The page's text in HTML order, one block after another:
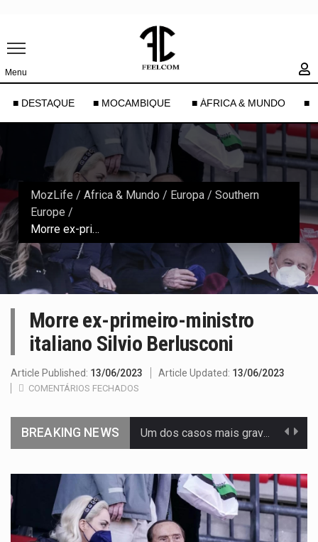
Menu
■ DESTAQUE ■ MOCAMBIQUE ■ ÁFRICA & MUNDO ■
MozLife / Africa & Mundo / Europa / Southern
Europe /
Morre ex-primeiro-ministro italiano Silvio Berlusconi
Morre ex-primeiro-ministro
italiano Silvio Berlusconi
Article Published: 13/06/2023 Article Updated: 13/06/2023
COMENTÁRIOS FECHADOS
BREAKING NEWS Um dos casos mais graves envolveu a residência de Sam…
O pagamento marca o desfecho de um dos processos mais…
O programa, cuja implementação está prevista entre abril de 2026…